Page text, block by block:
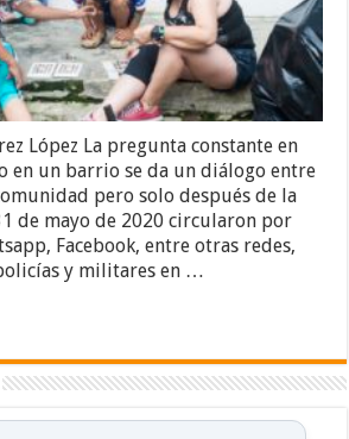
López La pregunta constante en
en un barrio se da un diálogo entre
pero solo después de la
de mayo de 2020 circularon por
Facebook, entre otras redes,
y militares en …